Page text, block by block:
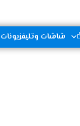
شاشات وتليفزيونات